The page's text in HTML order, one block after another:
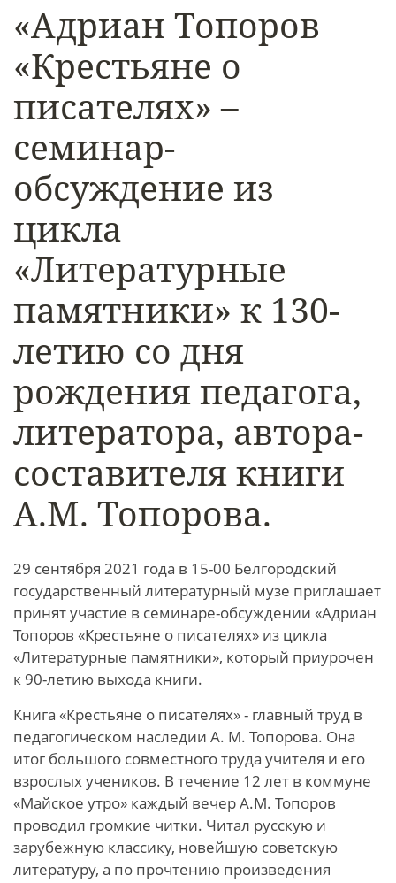
«Адриан Топоров
«Крестьяне о
писателях» –
семинар-
обсуждение из
цикла
«Литературные
памятники» к 130-
летию со дня
рождения педагога,
литератора, автора-
составителя книги
А.М. Топорова.
29 сентября 2021 года в 15-00 Белгородский
государственный литературный музе приглашает
принят участие в семинаре-обсуждении «Адриан
Топоров «Крестьяне о писателях» из цикла
«Литературные памятники», который приурочен
к 90-летию выхода книги.
Книга «Крестьяне о писателях» - главный труд в
педагогическом наследии А. М. Топорова. Она
итог большого совместного труда учителя и его
взрослых учеников. В течение 12 лет в коммуне
«Майское утро» каждый вечер А.М. Топоров
проводил громкие читки. Читал русскую и
зарубежную классику, новейшую советскую
литературу, а по прочтению произведения